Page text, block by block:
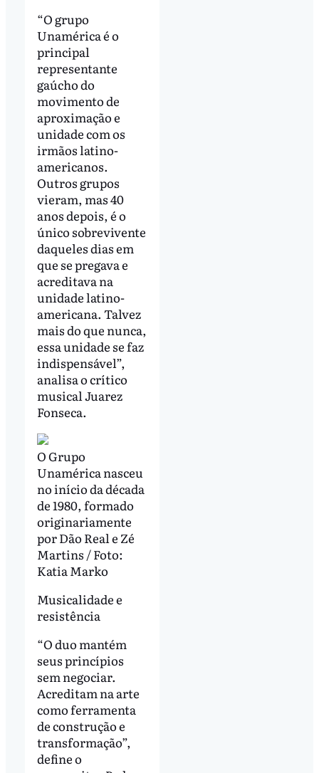
“O grupo
Unamérica é o
principal
representante
gaúcho do
movimento de
aproximação e
unidade com os
irmãos latino-
americanos.
Outros grupos
vieram, mas 40
anos depois, é o
único sobrevivente
daqueles dias em
que se pregava e
acreditava na
unidade latino-
americana. Talvez
mais do que nunca,
essa unidade se faz
indispensável”,
analisa o crítico
musical Juarez
Fonseca.
O Grupo
Unamérica nasceu
no início da década
de 1980, formado
originariamente
por Dão Real e Zé
Martins / Foto:
Katia Marko
Musicalidade e
resistência
“O duo mantém
seus princípios
sem negociar.
Acreditam na arte
como ferramenta
de construção e
transformação”,
define o